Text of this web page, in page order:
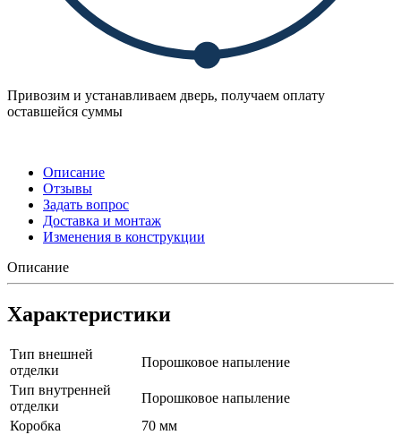
Привозим и устанавливаем дверь, получаем оплату
оставшейся суммы
Описание
Отзывы
Задать вопрос
Доставка и монтаж
Изменения в конструкции
Описание
Характеристики
Тип внешней
отделки
Порошковое напыление
Тип внутренней
отделки
Порошковое напыление
Коробка
70 мм